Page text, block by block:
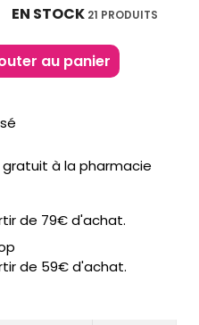
EN STOCK 21 PRODUITS
au panier
à la pharmacie
de 79€ d'achat.
de 59€ d'achat.